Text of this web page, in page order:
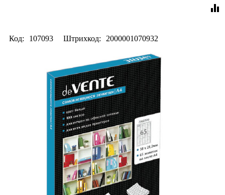
equalizer
Код: 107093 Штрихкод: 2000001070932